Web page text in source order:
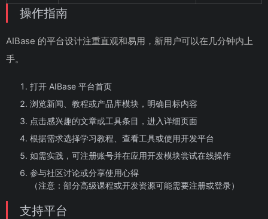
操作指南
AIBase 的平台设计注重直观和易用，新用户可以在几分钟内上
手。
打开 AIBase 平台首页
浏览新闻、教程或产品库模块，明确目标内容
点击感兴趣的文章或工具条目，进入详细页面
根据需求选择学习教程、查看工具或使用开发平台
如需实践，可注册账号并在应用开发模块尝试在线操作
参与社区讨论或分享使用心得
（注意：部分高级课程或开发资源可能需要注册或登录）
支持平台